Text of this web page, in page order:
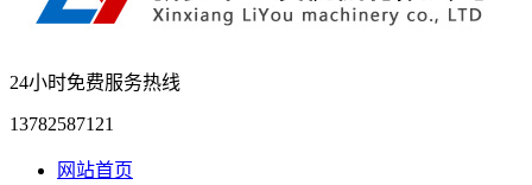
24小时免费服务热线
13782587121
网站首页